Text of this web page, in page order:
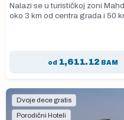
Nalazi se u turističkoj zoni
oko 3 km od centra grada i 50
od 1,611.12 BAM
Dvoje dece gratis
Porodični Hoteli